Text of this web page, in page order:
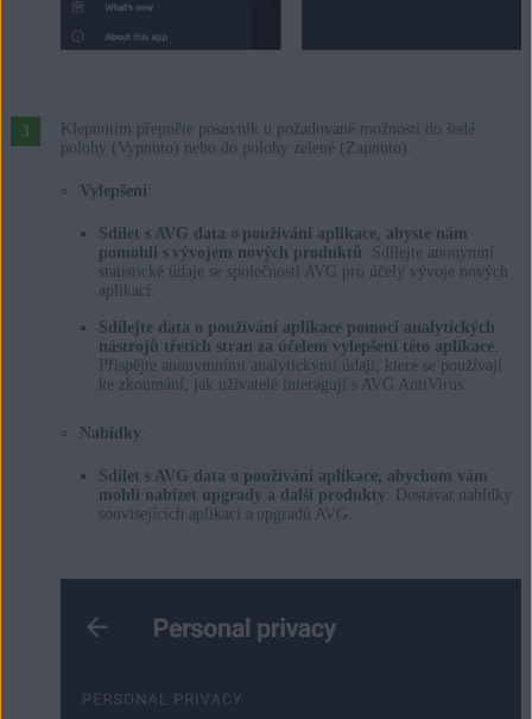
Klepnutím přepněte posuvník u požadované možnosti do šedé
polohy (Vypnuto) nebo do polohy zelené (Zapnuto).
Vylepšení
Sdílet s AVG data o používání aplikace, abyste nám
pomohli s vývojem nových produktů : Sdílejte anonymní
statistické údaje se společností AVG pro účely vývoje nových
aplikací.
Sdílejte data o používání aplikace pomocí analytických
nástrojů třetích stran za účelem vylepšení této aplikace:
Přispějte anonymními analytickými údaji, které se používají
ke zkoumání, jak uživatelé interagují s AVG AntiVirus.
Nabídky
Sdílet s AVG data o používání aplikace, abychom vám
mohli nabízet upgrady a další produkty : Dostávat nabídky
souvisejících aplikací a upgradů AVG.